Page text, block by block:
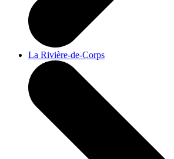
La Rivière-de-Corps